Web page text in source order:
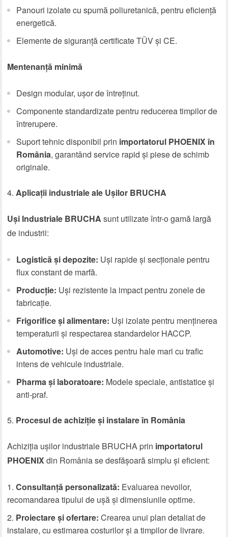
Panouri izolate cu spumă poliuretanică, pentru eficiență
energetică.
Elemente de siguranță certificate TÜV și CE.
Mentenanță minimă
Design modular, ușor de întreținut.
Componente standardizate pentru reducerea timpilor de
întrerupere.
Suport tehnic disponibil prin importatorul PHOENIX în
România, garantând service rapid și piese de schimb
originale.
Aplicații industriale ale Ușilor BRUCHA
Uși Industriale BRUCHA sunt utilizate într-o gamă largă
de industrii:
Logistică și depozite: Uși rapide și secționale pentru
flux constant de marfă.
Producție: Uși rezistente la impact pentru zonele de
fabricație.
Frigorifice și alimentare: Uși izolate pentru menținerea
temperaturii și respectarea standardelor HACCP.
Automotive: Uși de acces pentru hale mari cu trafic
intens de vehicule industriale.
Pharma și laboratoare: Modele speciale, antistatice și
anti-praf.
Procesul de achiziție și instalare în România
Achiziția ușilor industriale BRUCHA prin importatorul
PHOENIXdin România se desfășoară simplu și eficient:
Consultanță personalizată: Evaluarea nevoilor,
recomandarea tipului de ușă și dimensiunile optime.
Proiectare și ofertare: Crearea unui plan detaliat de
instalare, cu estimarea costurilor și a timpilor de livrare.